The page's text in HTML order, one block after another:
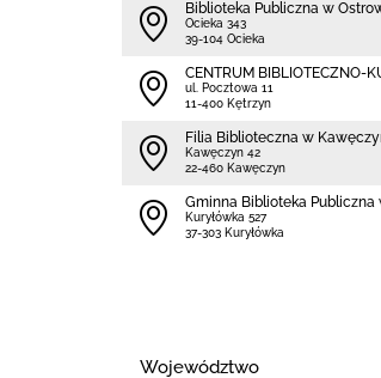
Biblioteka Publiczna w
Ocieka 343
39-104 Ocieka
CENTRUM BIBLIOTECZNO-
ul. Pocztowa 11
11-400 Kętrzyn
Filia Biblioteczna w
Kawęczyn 42
22-460 Kawęczyn
Gminna Biblioteka Publiczna
Kuryłówka 527
37-303 Kuryłówka
Województwo